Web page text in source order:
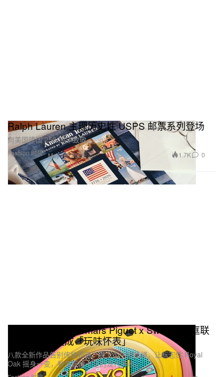
Fashion 时装
Ralph Lauren 主理历史性 USPS 邮票系列登场
向美国建国 250 周年致敬。
May 13, 2026 1.7K 0
Royal Pop：Audemars Piguet x Swatch 破框联
名，把腕表变成「玩味怀表」
八款全新作品告别传统表链，换上小牛皮挂绳，让标志性 Royal
Oak 摇身一变，秒变玩味十足的现代怀表。